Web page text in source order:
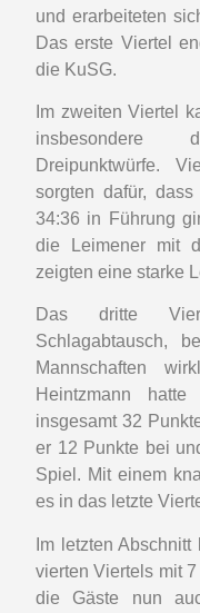
und erarbeiteten
Das erste Viertel
die KuSG.
Im zweiten Viertel
insbesondere
Dreipunktwürfe.
sorgten dafür,
34:36 in Führung
die Leimener mit
zeigten eine starke
Das dritte
Schlagabtausch,
Mannschaften
Heintzmann
insgesamt 32
er 12 Punkte bei
Spiel. Mit einem
es in das letzte
Im letzten
vierten Viertels mit
die Gäste nun